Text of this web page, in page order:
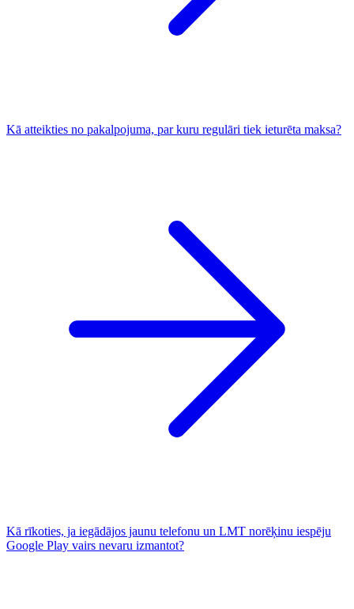
Kā atteikties no pakalpojuma, par kuru regulāri tiek ieturēta maksa?
Kā rīkoties, ja iegādājos jaunu telefonu un LMT norēķinu iespēju
Google Play vairs nevaru izmantot?